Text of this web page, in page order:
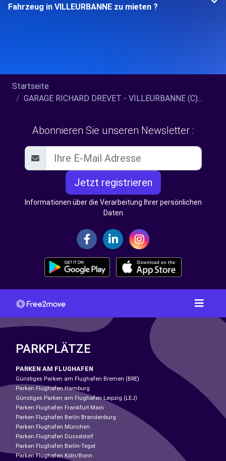
Fahrzeug in VILLEURBANNE zu mieten ?
Startseite
GARAGE RICHARD DREVET - VILLEURBANNE (C)...
Abonnieren Sie unseren Newsletter :
Jetzt registrieren
Informationen über die Verarbeitung Ihrer persönlichen
Daten
PARKPLÄTZE
PARKEN AM FLUGHAFEN
Günstiges Parken am Flughafen Bremen (BRE)
Parken Flughafen Hamburg
Günstiges Parken am Flughafen Leipzig (LEJ)
Parken Flughafen Frankfurt Main
Parken Flughafen Berlin Brandenburg
Parken Flughafen München
Parken Flughafen Düsseldorf
Parken Flughafen Berlin-Tegel
Parken Flughafen Köln/Bonn